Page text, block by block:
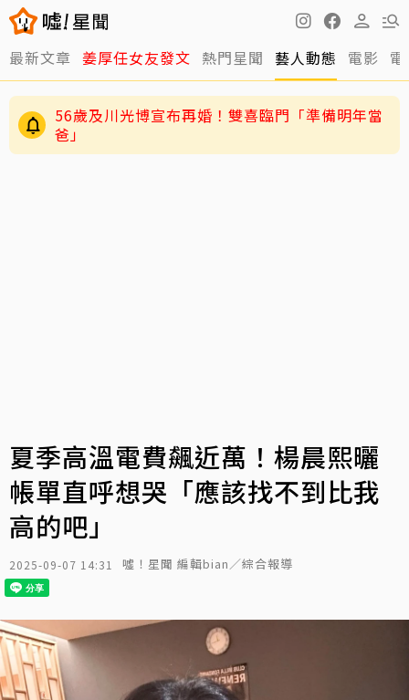
最新文章 姜厚任女友發文 熱門星聞 藝人動態 電影
56歲及川光博宣布再婚！雙喜臨門「準備明年當
爸」
夏季高溫電費飆近萬！楊晨熙曬
帳單直呼想哭「應該找不到比我
高的吧」
2025-09-07 14:31 噓！星聞 編輯bian／綜合報導